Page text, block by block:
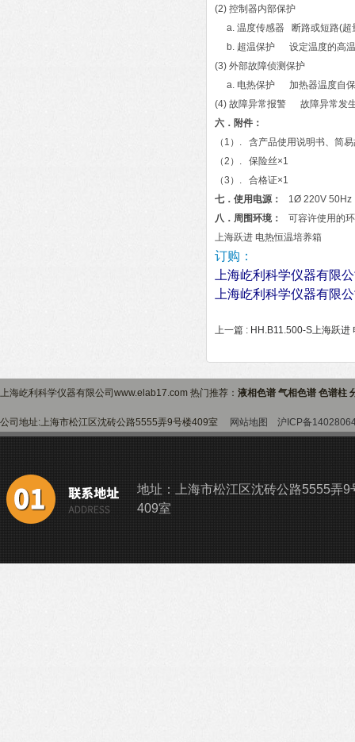
(2) 控制器内部保护
a. 温度传感器 断路或短路(超
b. 超温保护 设定温度的高温
(3) 外部故障侦测保护
a. 电热保护 加热器温度自保
(4) 故障异常报警 故障异常发
六．附件：
（1）. 含产品使用说明书、简
（2）. 保险丝×1
（3）. 合格证×1
七．使用电源：
1Ø 220V 50Hz
八．周围环境：
可容许使用的
上海跃进 电热恒温培养箱
订购：
上海屹利科学仪器有限
上海屹利科学仪器有限
上一篇 : HH.B11.500-S上海跃进
上海屹利科学仪器有限公司www.elab17.com 热门推荐： 液相色谱 气相色谱 色谱柱
公司地址:上海市松江区沈砖公路5555弄9号楼409室 网站地图 沪ICP备
地址：上海市松江区沈砖公路5555弄9
409室